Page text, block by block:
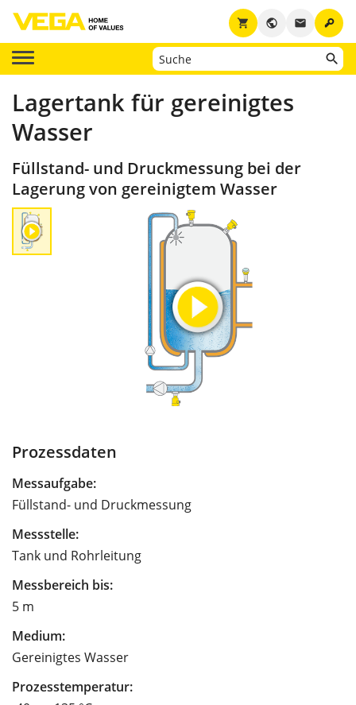
key
email
public
shopping_cart
Lagertank für gereinigtes
Wasser
Füllstand- und Druckmessung bei der
Lagerung von gereinigtem Wasser
Prozessdaten
Messaufgabe:
Füllstand- und Druckmessung
Messstelle:
Tank und Rohrleitung
Messbereich bis:
5 m
Medium:
Gereinigtes Wasser
Prozesstemperatur: